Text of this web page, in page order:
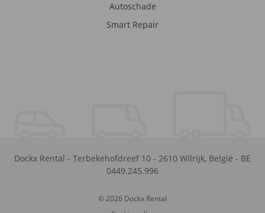
Autoschade
Smart Repair
Dockx Rental - Terbekehofdreef 10 - 2610 Wilrijk, België - BE
0449.245.996
© 2026 Dockx Rental